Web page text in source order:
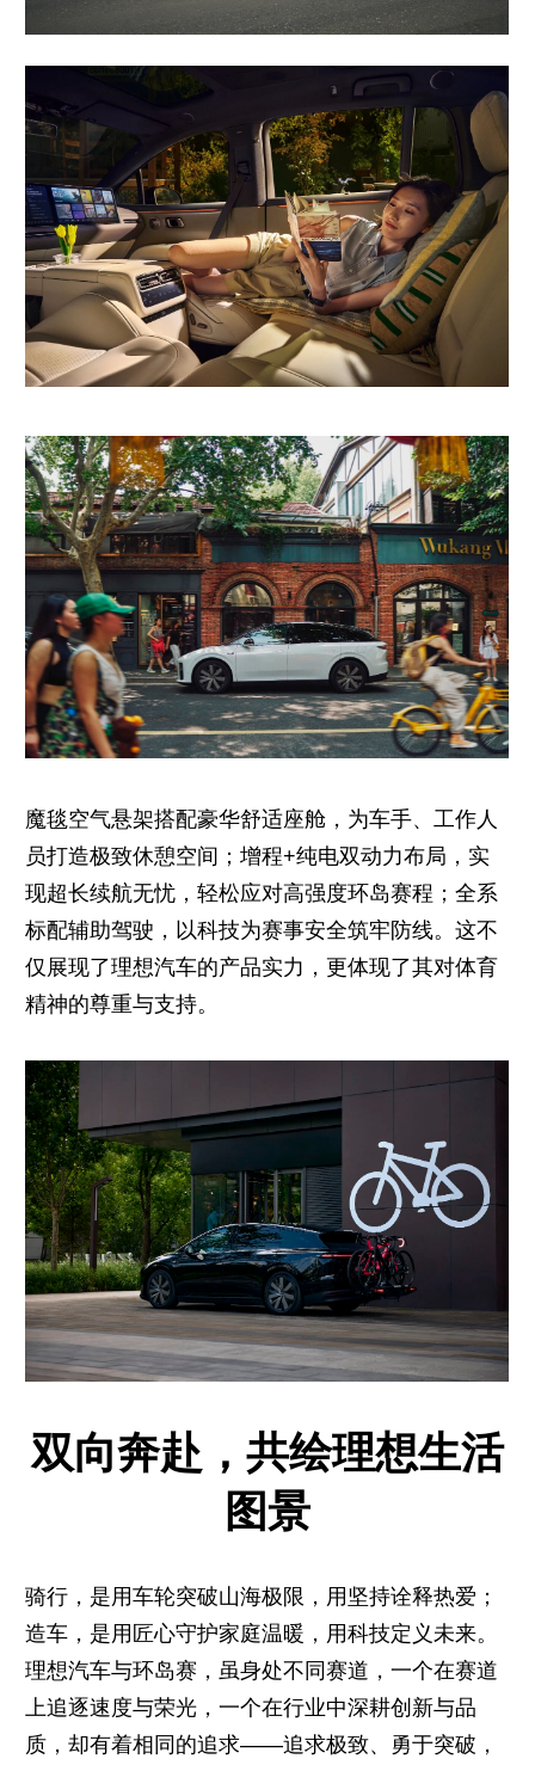
魔毯空气悬架搭配豪华舒适座舱，为车手、工作人
员打造极致休憩空间；增程+纯电双动力布局，实
现超长续航无忧，轻松应对高强度环岛赛程；全系
标配辅助驾驶，以科技为赛事安全筑牢防线。这不
仅展现了理想汽车的产品实力，更体现了其对体育
精神的尊重与支持。
双向奔赴，共绘理想生活
图景
骑行，是用车轮突破山海极限，用坚持诠释热爱；
造车，是用匠心守护家庭温暖，用科技定义未来。
理想汽车与环岛赛，虽身处不同赛道，一个在赛道
上追逐速度与荣光，一个在行业中深耕创新与品
质，却有着相同的追求——追求极致、勇于突破，